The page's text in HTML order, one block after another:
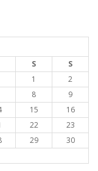
S
S
1
2
8
9
15
16
22
23
29
30